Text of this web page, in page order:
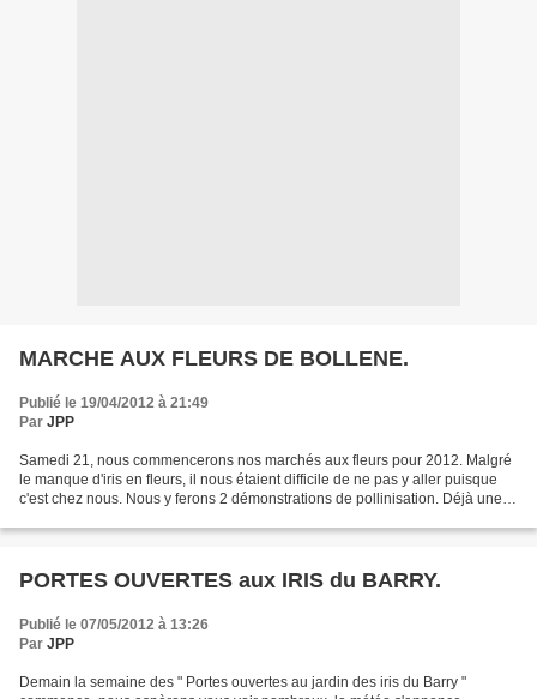
MARCHE AUX FLEURS DE BOLLENE.
Publié le 19/04/2012 à 21:49
Par JPP
Samedi 21, nous commencerons nos marchés aux fleurs pour 2012. Malgré
le manque d'iris en fleurs, il nous étaient difficile de ne pas y aller puisque
c'est chez nous. Nous y ferons 2 démonstrations de pollinisation. Déjà une
PORTES OUVERTES aux IRIS du BARRY.
Publié le 07/05/2012 à 13:26
Par JPP
Demain la semaine des " Portes ouvertes au jardin des iris du Barry "